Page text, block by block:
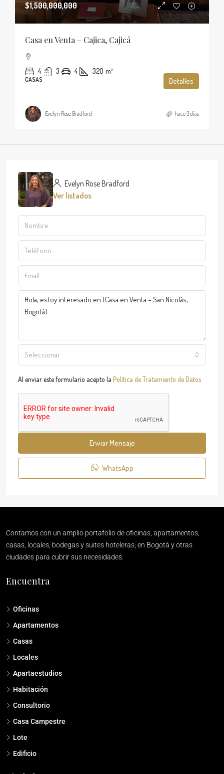
$1,500,000,000
Casa en Venta – Cajica, Cajicá
4 3 4 320 m²
CASAS Detalles
Evelyn Rose Bradford hace 3 días
Evelyn Rose Bradford
Ver listados
Seleccionar
Al enviar este formulario acepto la Política de Tratamiento de Datos
Enviar Mensaje
WhatsApp
Contamos con un amplio portafolio de oficinas, apartamentos,
casas, locales, bodegas y suites hoteleras; en Bogotá y otras
ciudades para cubrir sus necesidades.
Encuentra
Oficinas
Apartamentos
Casas
Locales
Apartaestudios
Habitación
Consultorio
Casa Campestre
Lote
Edificio